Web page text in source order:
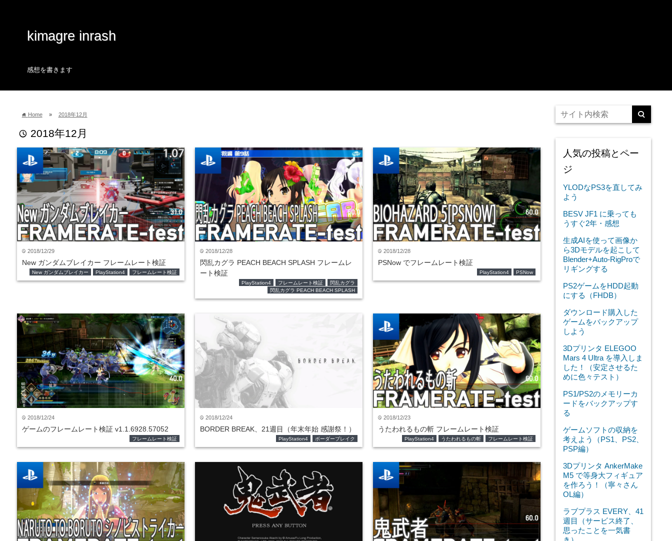
kimagre inrash
感想を書きます
home Home » 2018年12月
time 2018年12月
time 2018/12/29
New ガンダムブレイカー フレームレート検証
New ガンダムブレイカー PlayStation4 フレームレート検証
time 2018/12/28
閃乱カグラ PEACH BEACH SPLASH フレームレ
ート検証
PlayStation4 フレームレート検証
閃乱カグラ
閃乱カグラ PEACH BEACH SPLASH
time 2018/12/28
PSNow でフレームレート検証
PlayStation4 PSNow
time 2018/12/24
ゲームのフレームレート検証 v1.1.6928.57052
フレームレート検証
time 2018/12/24
BORDER BREAK、21週目（年末年始 感謝祭！）
PlayStation4 ボーダーブレイク
time 2018/12/23
うたわれるもの斬 フレームレート検証
PlayStation4 うたわれるもの斬 フレームレート検証
人気の投稿とペー
ジ
YLODなPS3を直してみ
よう
BESV JF1 に乗っても
うすぐ2年・感想
生成AIを使って画像か
ら3Dモデルを起こして
Blender+Auto-RigProで
リギングする
PS2ゲームをHDD起動
にする（FHDB）
ダウンロード購入した
ゲームをバックアップ
しよう
3Dプリンタ ELEGOO
Mars 4 Ultra を導入しま
した！（安定させるた
めに色々テスト）
PS1/PS2のメモリーカ
ードをバックアップす
る
ゲームソフトの収納を
考えよう（PS1、PS2、
PSP編）
3Dプリンタ AnkerMake
M5 で等身大フィギュア
を作ろう！（寧々さん
OL編）
ラブプラス EVERY、41
週目（サービス終了、
思ったことを一気書